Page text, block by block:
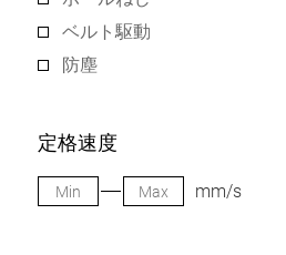
ベルト駆動
防塵
定格速度
mm/s